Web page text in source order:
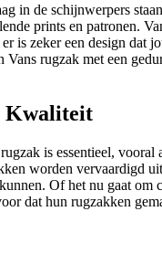
in de schijnwerpers
prints en patronen.
is zeker een design dat
Vans rugzak met een
Kwaliteit
is essentieel, vooral
worden vervaardigd
Of het nu gaat om
dat hun rugzakken